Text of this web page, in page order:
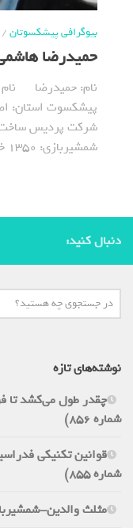
بیوگرافی پیشکسوتان/
حمیدرضا
پیشکسوت استان:
شرکت پردیس ساخت
شمشیربازی: 1350 خرمشهر رشتة شمشیربازی: فلوره و سابر
دنبال کنید:
نوشته‌های تازه
چقدر طول می‌کشد تا
شماره 856)
شماره 855)
مثلث والدین-شمشیرباز -